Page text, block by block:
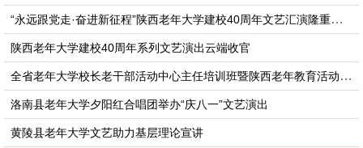
“永远跟党走·奋进新征程”陕西老年大学建校40周年文艺汇演隆重举行
陕西老年大学建校40周年系列文艺演出云端收官
全省老年大学校长老干部活动中心主任培训班​​​​​暨陕西老年教育活动高质量发展座谈会在西安举办
洛南县老年大学夕阳红合唱团举办“庆八一”文艺演出
黄陵县老年大学文艺助力基层理论宣讲